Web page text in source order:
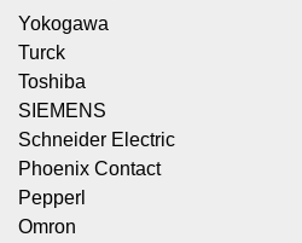
Yokogawa
Turck
Toshiba
SIEMENS
Schneider Electric
Phoenix Contact
Pepperl
Omron